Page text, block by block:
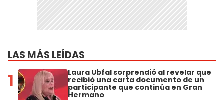
LAS MÁS LEÍDAS
1 Laura Ubfal sorprendió al revelar que
recibió una carta documento de un
participante que continúa en Gran
Hermano